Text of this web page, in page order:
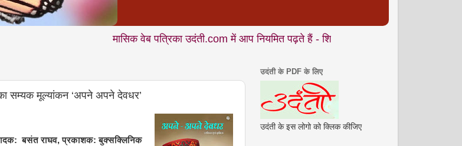
मासिक वेब पत्रिका उदंती.com में आप नियमित पढ़ते हैं - शिक्षा • समाज • कला- संस्कृति • पर्यावरण
का सम्यक मूल्यांकन ‘अपने अपने देवधर’
बसंत राघव, प्रकाशक: बुक्सक्लिनिक
उदंती के PDF के लिए
उदंती के इस लोगो को क्लिक कीजिए